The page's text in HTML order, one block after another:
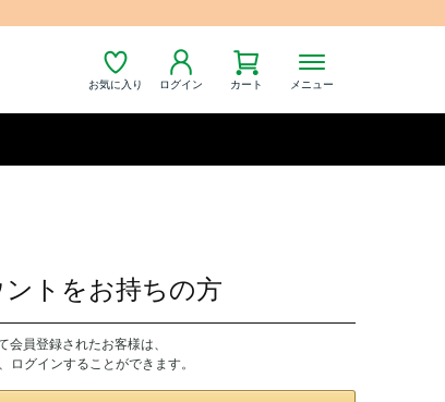
お気に入り ログイン カート メニュー
ントをお持ちの方
会員登録されたお客様は、
ログインすることができます。